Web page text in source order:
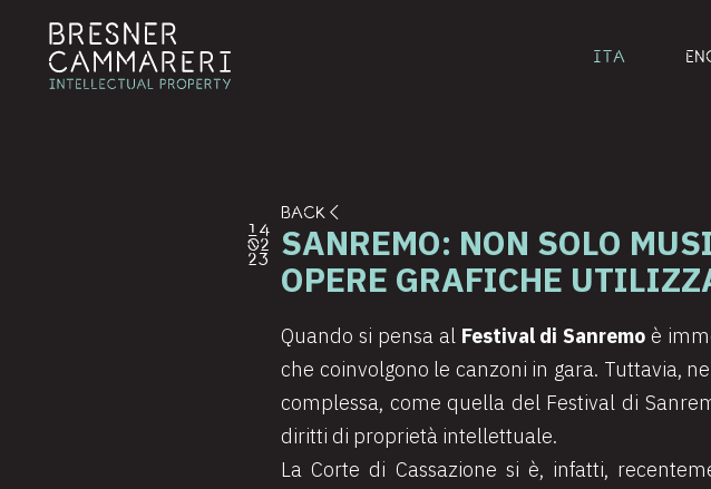
ITA
14
02
23
BACK
SANREMO: NON SOLO
OPERE GRAFICHE
Quando si pensa al Festival di Sanremo è
che coinvolgono le canzoni in gara. Tuttavia,
complessa, come quella del Festival di
diritti di proprietà intellettuale.
La Corte di Cassazione si è, infatti,